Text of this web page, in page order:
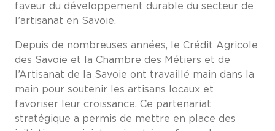
faveur du développement durable du secteur de
l’artisanat en Savoie.
Depuis de nombreuses années, le Crédit Agricole
des Savoie et la Chambre des Métiers et de
l’Artisanat de la Savoie ont travaillé main dans la
main pour soutenir les artisans locaux et
favoriser leur croissance. Ce partenariat
stratégique a permis de mettre en place des